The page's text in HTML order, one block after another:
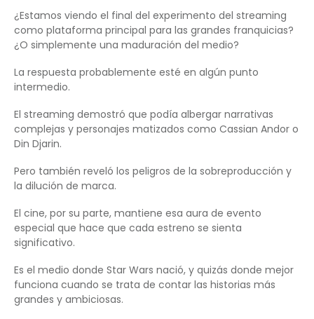
¿Estamos viendo el final del experimento del streaming
como plataforma principal para las grandes franquicias?
¿O simplemente una maduración del medio?
La respuesta probablemente esté en algún punto
intermedio.
El streaming demostró que podía albergar narrativas
complejas y personajes matizados como Cassian Andor o
Din Djarin.
Pero también reveló los peligros de la sobreproducción y
la dilución de marca.
El cine, por su parte, mantiene esa aura de evento
especial que hace que cada estreno se sienta
significativo.
Es el medio donde Star Wars nació, y quizás donde mejor
funciona cuando se trata de contar las historias más
grandes y ambiciosas.